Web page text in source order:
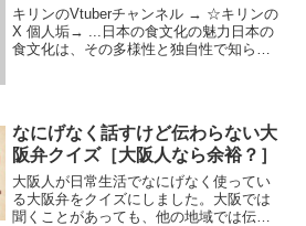
キリンのVtuberチャンネル → ☆キリンの
X 個人垢→ ...日本の食文化の魅力日本の
食文化は、その多様性と独自性で知られ
なにげなく話すけど伝わらない大
阪弁クイズ［大阪人なら余裕？］
大阪人が日常生活でなにげなく使ってい
る大阪弁をクイズにしました。大阪では
聞くことがあっても、他の地域では伝わ